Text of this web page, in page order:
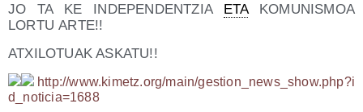
JO TA KE INDEPENDENTZIA
ETAKOMUNISMOA
LORTU ARTE!!
ATXILOTUAK ASKATU!!
http://​www​.kimetz​.org/​m​a​i​n​/​g​e​s​t​i​o​n​_​n​e​w​s​_​s​h​o​w​.​p​h​p​?​i​
d​_​n​o​t​i​c​i​a​=​1​688